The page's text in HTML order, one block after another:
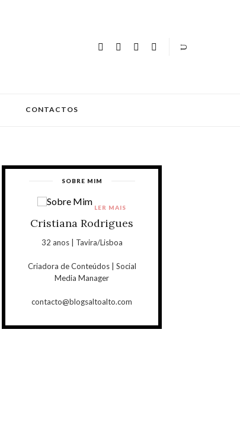
CONTACTOS
SOBRE MIM
Cristiana Rodrigues
32 anos | Tavira/Lisboa
Criadora de Conteúdos | Social
Media Manager
contacto@blogsaltoalto.com
LER MAIS